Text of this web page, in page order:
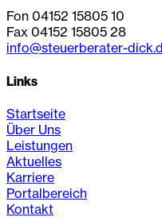
Fon 04152 15805 10
Fax 04152 15805 28
info@steuerberater-
Links
Startseite
Über Uns
Leistungen
Aktuelles
Karriere
Portalbereich
Kontakt